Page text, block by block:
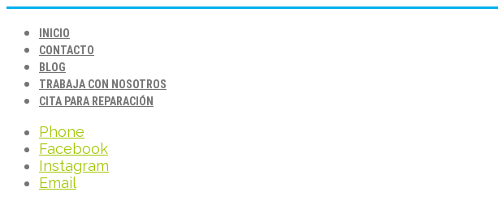
INICIO
CONTACTO
BLOG
TRABAJA CON NOSOTROS
CITA PARA REPARACIÓN
Phone
Facebook
Instagram
Email